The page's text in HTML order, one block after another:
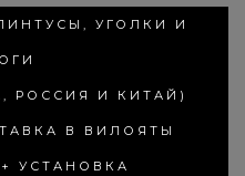
УГОЛКИ И
РОССИЯ И КИТАЙ)
В ВИЛОЯТЫ
УСТАНОВКА